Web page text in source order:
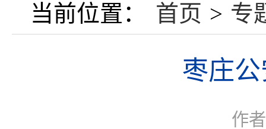
当前位置： 首页 > 专
枣庄
作